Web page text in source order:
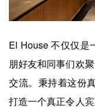
El House 不仅仅是
朋好友和同事们欢
交流。秉持着这份
打造一个真正令人